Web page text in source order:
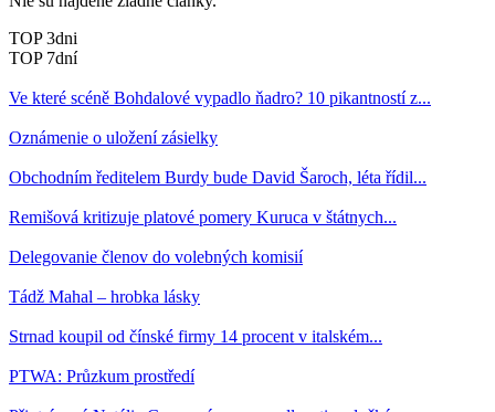
TOP 3dni
TOP 7dní
Ve které scéně Bohdalové vypadlo ňadro? 10 pikantností z...
Oznámenie o uložení zásielky
Obchodním ředitelem Burdy bude David Šaroch, léta řídil...
Remišová kritizuje platové pomery Kuruca v štátnych...
Delegovanie členov do volebných komisií
Tádž Mahal – hrobka lásky
Strnad koupil od čínské firmy 14 procent v italském...
PTWA: Průzkum prostředí